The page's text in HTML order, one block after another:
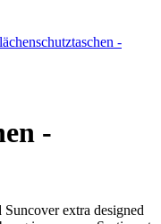
-
-
extra designed